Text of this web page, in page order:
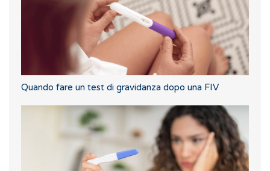
Quando fare un test di gravidanza dopo una FIV